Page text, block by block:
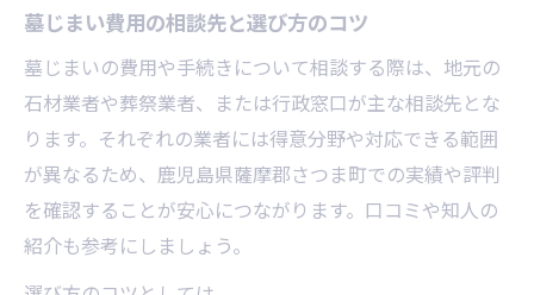
墓じまい費用の相談先と選び方のコツ
墓じまいの費用や手続きについて相談する際は、地元の
石材業者や葬祭業者、または行政窓口が主な相談先とな
ります。それぞれの業者には得意分野や対応できる範囲
が異なるため、鹿児島県薩摩郡さつま町での実績や評判
を確認することが安心につながります。口コミや知人の
紹介も参考にしましょう。